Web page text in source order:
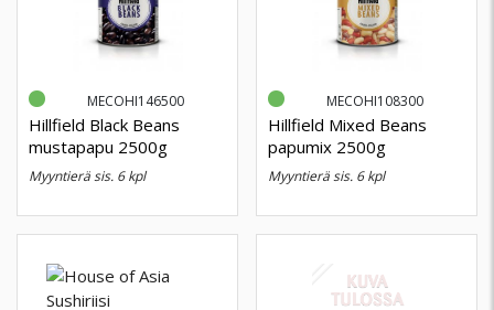
MECOHI146500
Hillfield Black Beans
mustapapu 2500g
myyntierä sis. 6 kpl
MECOHI108300
Hillfield Mixed Beans
papumix 2500g
myyntierä sis. 6 kpl